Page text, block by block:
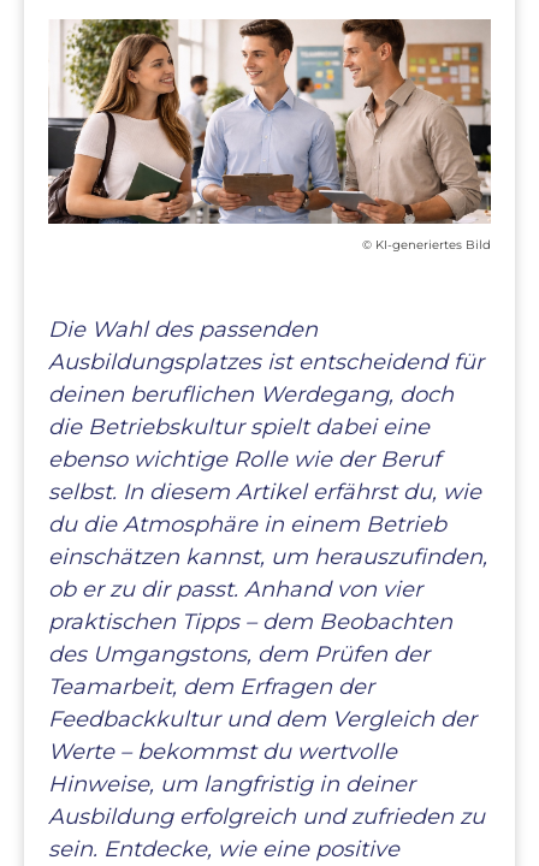
© KI-generiertes Bild
Die Wahl des passenden
Ausbildungsplatzes ist entscheidend für
deinen beruflichen Werdegang, doch
die Betriebskultur spielt dabei eine
ebenso wichtige Rolle wie der Beruf
selbst. In diesem Artikel erfährst du, wie
du die Atmosphäre in einem Betrieb
einschätzen kannst, um herauszufinden,
ob er zu dir passt. Anhand von vier
praktischen Tipps – dem Beobachten
des Umgangstons, dem Prüfen der
Teamarbeit, dem Erfragen der
Feedbackkultur und dem Vergleich der
Werte – bekommst du wertvolle
Hinweise, um langfristig in deiner
Ausbildung erfolgreich und zufrieden zu
sein. Entdecke, wie eine positive